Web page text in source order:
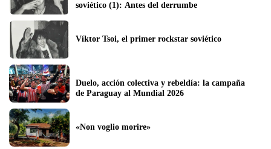
Víktor Tsoi, el primer rockstar soviético
Duelo, acción colectiva y rebeldía: la campaña
de Paraguay al Mundial 2026
«Non voglio morire»